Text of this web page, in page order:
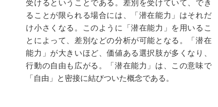
受けるということである。差別を受けていて、でき
ることが限られる場合には、「潜在能力」はそれだ
け小さくなる。このように「潜在能力」を用いるこ
とによって、差別などの分析が可能となる。「潜在
能力」が大きいほど、価値ある選択肢が多くなり、
行動の自由も広がる。「潜在能力」は、この意味で
「自由」と密接に結びついた概念である。